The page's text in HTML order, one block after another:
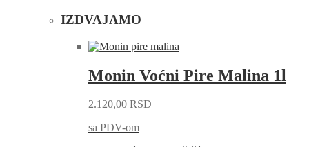
IZDVAJAMO
Monin Voćni Pire Malina 1l
2.120,00 RSD
sa PDV-om